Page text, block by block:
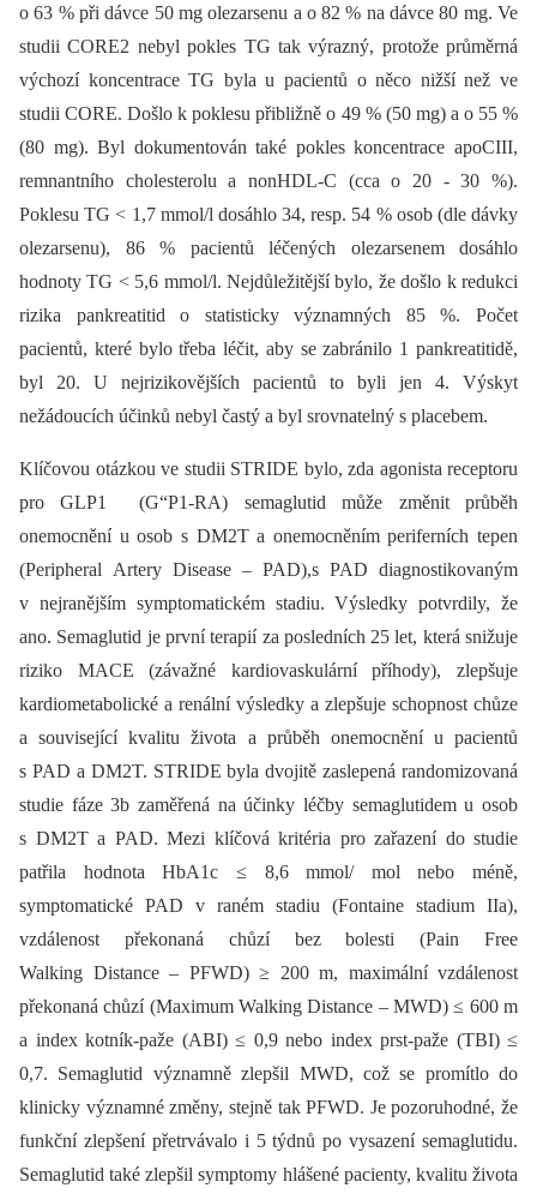
o 63 % při dávce 50 mg olezarsenu a o 82 % na dávce 80 mg. Ve
studii CORE2 nebyl pokles TG tak výrazný, protože průměrná
výchozí koncentrace TG byla u pacientů o něco nižší než ve
studii CORE. Došlo k poklesu přibližně o 49 % (50 mg) a o 55 %
(80 mg). Byl dokumentován také pokles koncentrace apoCIII,
remnantního cholesterolu a nonHDL-C (cca o 20 -⁠ 30 %).
Poklesu TG < 1,7 mmol/l dosáhlo 34, resp. 54 % osob (dle dávky
olezarsenu), 86 % pacientů léčených olezarsenem dosáhlo
hodnoty TG < 5,6 mmol/l. Nejdůležitější bylo, že došlo k redukci
rizika pankreatitid o statisticky významných 85 %. Počet
pacientů, které bylo třeba léčit, aby se zabránilo 1 pankreatitidě,
byl 20. U nejrizikovějších pacientů to byli jen 4. Výskyt
nežádoucích účinků nebyl častý a byl srovnatelný s placebem.
Klíčovou otázkou ve studii STRIDE bylo, zda agonista receptoru
pro GLP1 (G“P1-RA) semaglutid může změnit průběh
onemocnění u osob s DM2T a onemocněním periferních tepen
(Peripheral Artery Disease –⁠ PAD),s PAD diagnostikovaným
v nejranějším symptomatickém stadiu. Výsledky potvrdily, že
ano. Semaglutid je první terapií za posledních 25 let, která snižuje
riziko MACE (závažné kardiovaskulární příhody), zlepšuje
kardiometabolické a renální výsledky a zlepšuje schopnost chůze
a související kvalitu života a průběh onemocnění u pacientů
s PAD a DM2T. STRIDE byla dvojitě zaslepená randomizovaná
studie fáze 3b zaměřená na účinky léčby semaglutidem u osob
s DM2T a PAD. Mezi klíčová kritéria pro zařazení do studie
patřila hodnota HbA1c ≤ 8,6 mmol/ mol nebo méně,
symptomatické PAD v raném stadiu (Fontaine stadium IIa),
vzdálenost překonaná chůzí bez bolesti (Pain Free
Walking Distance –⁠ PFWD) ≥ 200 m, maximální vzdálenost
překonaná chůzí (Maximum Walking Distance –⁠ MWD) ≤ 600 m
a index kotník-paže (ABI) ≤ 0,9 nebo index prst-paže (TBI) ≤
0,7. Semaglutid významně zlepšil MWD, což se promítlo do
klinicky významné změny, stejně tak PFWD. Je pozoruhodné, že
funkční zlepšení přetrvávalo i 5 týdnů po vysazení semaglutidu.
Semaglutid také zlepšil symptomy hlášené pacienty, kvalitu života